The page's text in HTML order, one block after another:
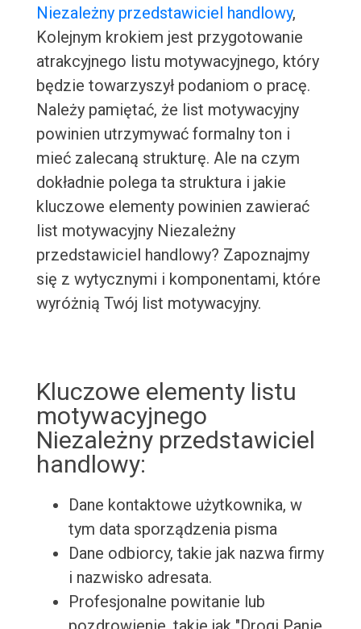
Niezależny przedstawiciel handlowy,
Kolejnym krokiem jest przygotowanie
atrakcyjnego listu motywacyjnego, który
będzie towarzyszył podaniom o pracę.
Należy pamiętać, że list motywacyjny
powinien utrzymywać formalny ton i
mieć zalecaną strukturę. Ale na czym
dokładnie polega ta struktura i jakie
kluczowe elementy powinien zawierać
list motywacyjny Niezależny
przedstawiciel handlowy? Zapoznajmy
się z wytycznymi i komponentami, które
wyróżnią Twój list motywacyjny.
Kluczowe elementy listu
motywacyjnego
Niezależny przedstawiciel
handlowy:
Dane kontaktowe użytkownika, w
tym data sporządzenia pisma
Dane odbiorcy, takie jak nazwa firmy
i nazwisko adresata.
Profesjonalne powitanie lub